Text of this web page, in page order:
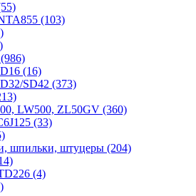
(103)
(986)
(16)
SD42 (373)
LW500, ZL50GV (360)
(33)
шпильки, штуцеры (204)
(4)